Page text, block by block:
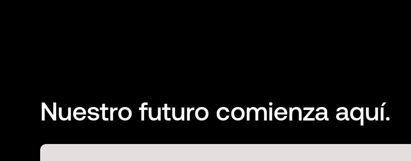
Nuestro futuro comienza aquí.